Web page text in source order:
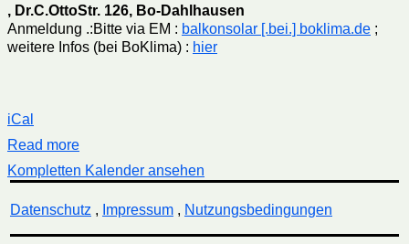
, Dr.C.OttoStr. 126, Bo-Dahlhausen
Anmeldung .:Bitte via EM : balkonsolar [.bei.] boklima.de ;
weitere Infos (bei BoKlima) : hier
iCal
Read more
Kompletten Kalender ansehen
Datenschutz , Impressum, Nutzungsbedingungen